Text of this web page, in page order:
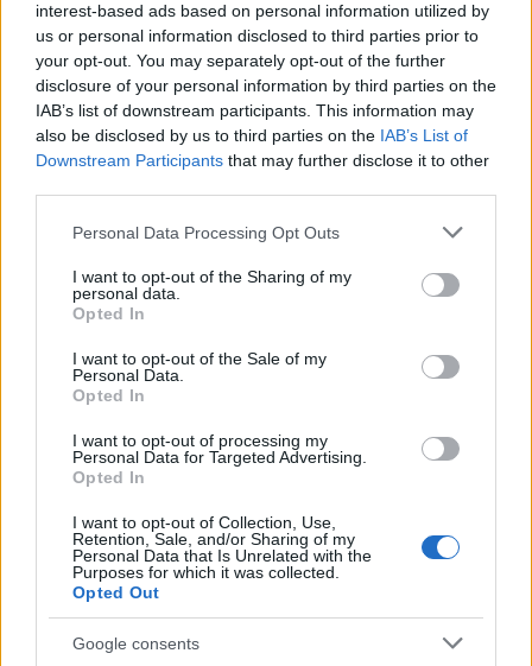
interest-based ads based on personal information utilized by
us or personal information disclosed to third parties prior to
your opt-out. You may separately opt-out of the further
disclosure of your personal information by third parties on the
IAB’s list of downstream participants. This information may
also be disclosed by us to third parties on the IAB’s List of
Downstream Participants that may further disclose it to other
Please note that this website/app uses one or more Google
not limited to your visit or usage behaviour. You may click to
grant or deny consent to Google and its third-party tags to
use your data for below specified purposes in below Google
consent section.
Personal Data Processing Opt Outs
I want to opt-out of the Sharing of my
personal data.
Opted In
I want to opt-out of the Sale of my
Personal Data.
Opted In
I want to opt-out of processing my
Personal Data for Targeted Advertising.
Opted In
I want to opt-out of Collection, Use,
Retention, Sale, and/or Sharing of my
Personal Data that Is Unrelated with the
Purposes for which it was collected.
Opted Out
Google consents
Szalai Borbála
1926-2011
Életének 86. évében ungvári otthonában hosszas
betegség után aug. 7-én elhunyt
Az Ung-parti bulváron
2011. augusztus 03.
Nem mindennapos esemény, ha az ukrán elnök
Ungvárra látogat. Volt is előtte nagy sürgés-forgás,
készülődés. Gyorsmunkában csinosítgatták a ...
Határtalan-Munkács
Négy napos kulturális zarándoklat az ezerarcú
Kárpátaljára a Magyar Zsidó Kulturális Egyesület
szervezésében - 2011. június 23-26. között: